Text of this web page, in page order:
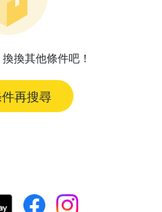
換其他條件吧！
再搜尋